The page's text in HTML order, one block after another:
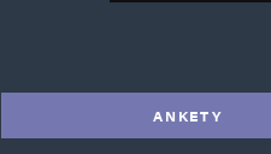
ANKETY